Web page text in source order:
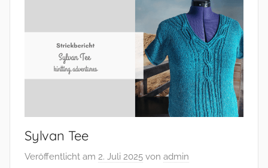
Sylvan Tee
Veröffentlicht am 2. Juli 2025 von admin